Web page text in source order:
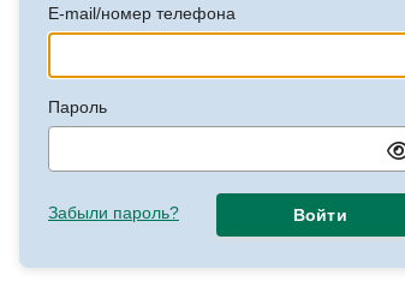
E-mail/номер телефона
Пароль
Забыли пароль? Войти